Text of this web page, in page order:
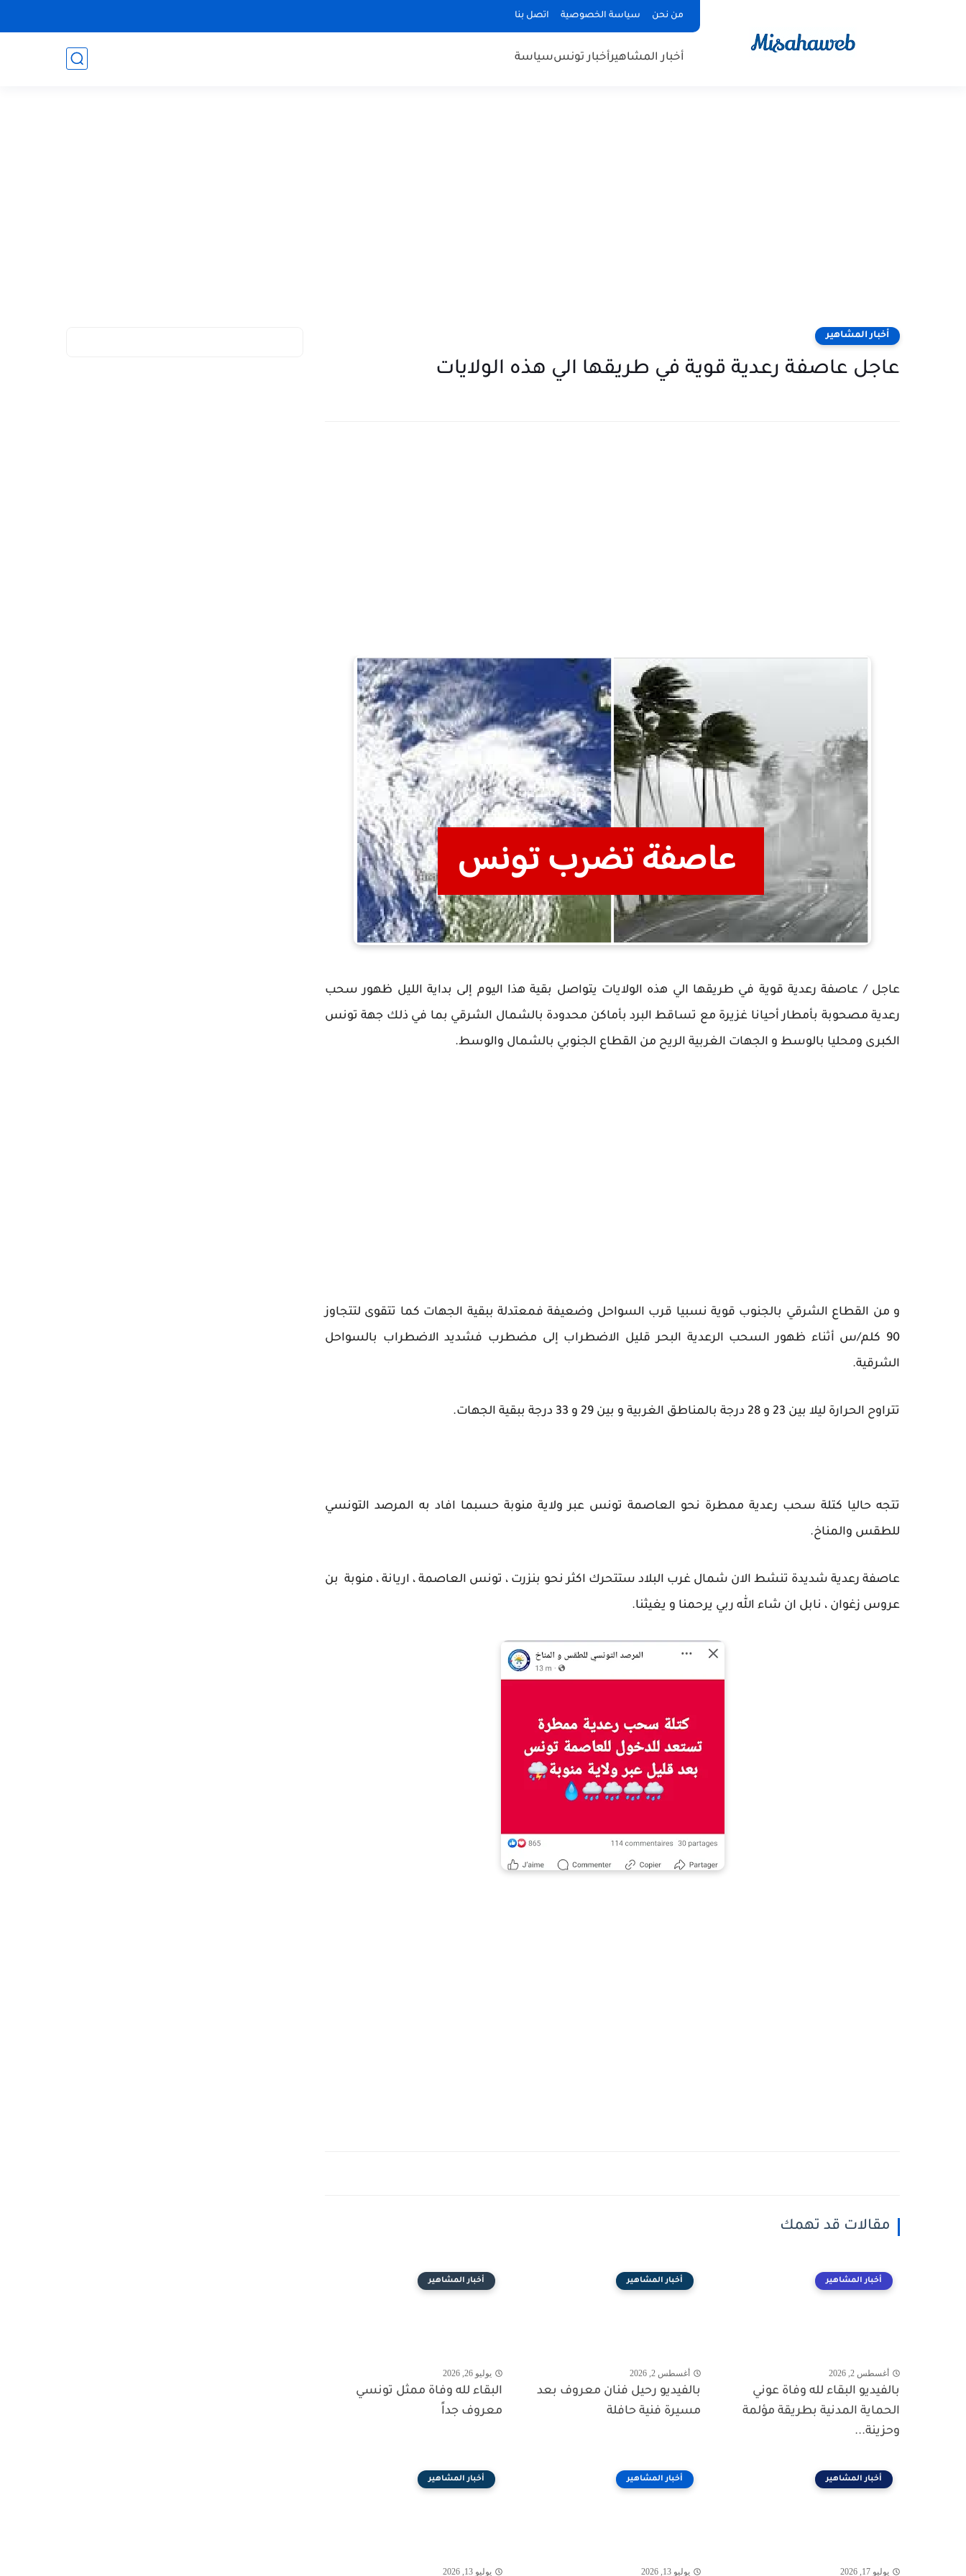
من نحن سياسة الخصوصية اتصل بنا
أخبار المشاهيرأخبار تونسسياسة
أخبار المشاهير
عاجل عاصفة رعدية قوية في طريقها الي هذه الولايات
عاجل / عاصفة رعدية قوية في طريقها الي هذه الولايات يتواصل بقية هذا اليوم إلى بداية الليل ظهور سحب
رعدية مصحوبة بأمطار أحيانا غزيرة مع تساقط البرد بأماكن محدودة بالشمال الشرقي بما في ذلك جهة تونس
الكبرى ومحليا بالوسط و الجهات الغربية الريح من القطاع الجنوبي بالشمال والوسط.
و من القطاع الشرقي بالجنوب قوية نسبيا قرب السواحل وضعيفة فمعتدلة ببقية الجهات كما تتقوى لتتجاوز
90 كلم/س أثناء ظهور السحب الرعدية البحر قليل الاضطراب إلى مضطرب فشديد الاضطراب بالسواحل
الشرقية.
تتراوح الحرارة ليلا بين 23 و 28 درجة بالمناطق الغربية و بين 29 و 33 درجة ببقية الجهات.
تتجه حاليا كتلة سحب رعدية ممطرة نحو العاصمة تونس عبر ولاية منوبة حسبما افاد به المرصد التونسي
للطقس والمناخ.
عاصفة رعدية شديدة تنشط الان شمال غرب البلاد ستتحرك اكثر نحو بنزرت ، تونس العاصمة ، اريانة ، منوبة بن
عروس زغوان ، نابل ان شاء الله ربي يرحمنا و يغيثنا.
مقالات قد تهمك
أخبار المشاهير
أغسطس 2, 2026
بالفيديو البقاء لله وفاة عوني
الحماية المدنية بطريقة مؤلمة
وحزينة...
أخبار المشاهير
أغسطس 2, 2026
بالفيديو رحيل فنان معروف بعد
مسيرة فنية حافلة
أخبار المشاهير
يوليو 26, 2026
البقاء لله وفاة ممثل تونسي
معروف جداً
أخبار المشاهير
يوليو 17, 2026
أخبار المشاهير
يوليو 13, 2026
أخبار المشاهير
يوليو 13, 2026